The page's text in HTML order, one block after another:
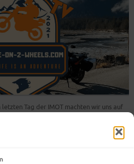
Tag der IMOT machten wir uns auf
machten wir uns mit unseren
was uns nun alles erwartet